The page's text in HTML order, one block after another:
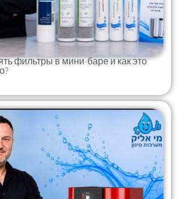
фильтры в мини-баре и как это